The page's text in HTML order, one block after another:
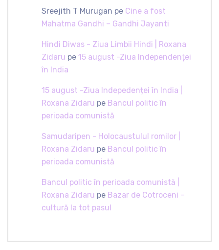
Sreejith T Murugan pe Cine a fost
Mahatma Gandhi – Gandhi Jayanti
Hindi Diwas - Ziua Limbii Hindi | Roxana
Zidaru pe 15 august -Ziua Independenței
în India
15 august -Ziua Indepedenței în India |
Roxana Zidaru pe Bancul politic în
perioada comunistă
Samudaripen - Holocaustulul romilor |
Roxana Zidaru pe Bancul politic în
perioada comunistă
Bancul politic în perioada comunistă |
Roxana Zidaru pe Bazar de Cotroceni –
cultură la tot pasul